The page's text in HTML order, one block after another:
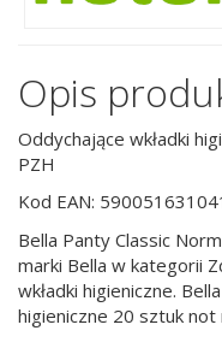
Opis
Oddychające wkładki
PZH
Kod EAN:
Bella Panty Classic
marki Bella w kategorii
wkładki higieniczne.
higieniczne 20 sztuk not